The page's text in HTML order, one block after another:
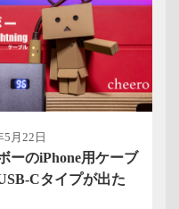
5月22日
ーのiPhone用ケーブ
Cタイプが出た